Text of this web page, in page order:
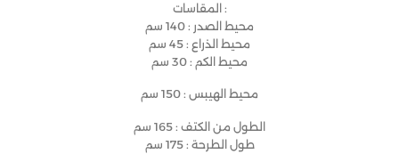
المقاسات :
محيط الصدر : 140 سم
محيط الذراع : 45 سم
محيط الكم : 30 سم
محيط الهيبس : 150 سم
الطول من الكتف : 165 سم
طول الطرحة : 175 سم